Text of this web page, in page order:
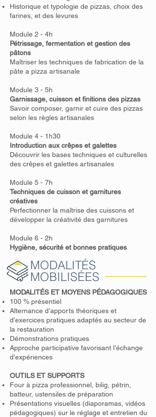
Historique et typologie de pizzas, choix des
farines, et des levures
Module 2 - 4h
Pétrissage, fermentation et gestion des
pâtons
Maîtriser les techniques de fabrication de la
pâte a pizza artisanale
Module 3 - 5h
Garnissage, cuisson et finitions des pizzas
Savoir composer, garnir et cuire des pizzas
selon les règles artisanales
Module 4 - 1h30
Introduction aux crêpes et galettes
Découvrir les bases techniques et culturelles
des crêpes et galettes artisanales
Module 5 - 7h
Techniques de cuisson et garnitures
créatives
Perfectionner la maîtrise des cuissons et
développer la créativité des garnitures
Module 6 - 2h
Hygiène, sécurité et bonnes pratiques
MODALITÉS
MOBILISÉES
MODALITÉS ET MOYENS PÉDAGOGIQUES
100 % présentiel
Alternance d’apports théoriques et
d’exercices pratiques adaptés au secteur de
la restauration
Démonstrations pratiques
Approche participative favorisant l’échange
d’expériences
OUTILS ET SUPPORTS
Four à pizza professionnel, bilig, pétrin,
batteur, ustensiles de préparation
Présentations visuelles (diaporamas, vidéos
pédagogiques) sur le réglage et entretien du